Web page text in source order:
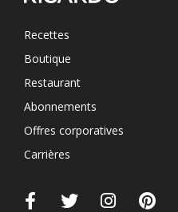
Recettes
Boutique
Restaurant
Abonnements
Offres corporatives
Carrières